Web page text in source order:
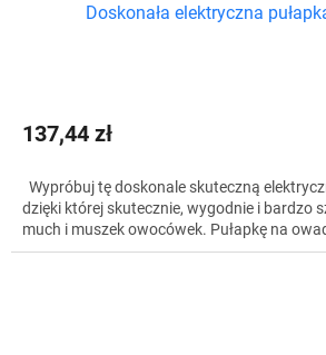
Doskonała elektryczna
137,44 zł
Wypróbuj tę doskonale skuteczną
dzięki której skutecznie, wygodnie i bardzo
much i muszek owocówek. Pułapkę na